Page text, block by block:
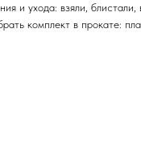
и ухода: взяли, блистали,
комплект в прокате: